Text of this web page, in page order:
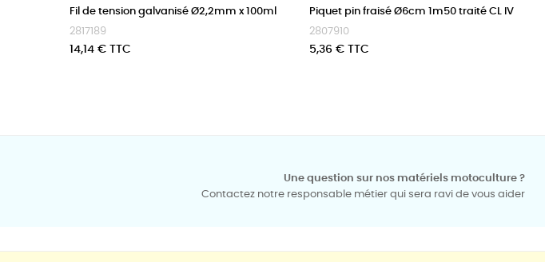
Fil de tension galvanisé Ø2,2mm x 100ml
2817189
Prix
14,14 € TTC
Piquet pin fraisé Ø6cm 1m50 traité CL IV
2807910
Prix
5,36 € TTC
Une question sur nos matériels motoculture ?
Contactez notre responsable métier qui sera ravi de vous aider